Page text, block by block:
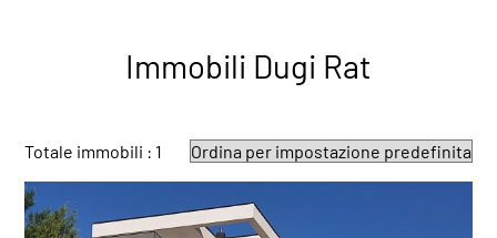
Immobili Dugi Rat
Totale immobili : 1